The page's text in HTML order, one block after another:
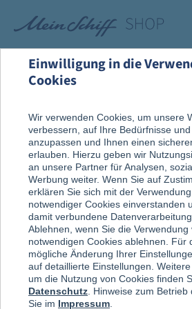
Rund um die Kreuzfahrt
An
Geschirr & Besteck
Einwilligung in die
Cookies
Wir verwenden Cookies, um unsere
verbessern, auf Ihre Bedürfnisse
anzupassen und Ihnen einen
erlauben. Hierzu geben wir
an unsere Partner für Analysen,
Werbung weiter. Wenn Sie auf
erklären Sie sich mit der
notwendiger Cookies einverstanden
damit verbundene
Ablehnen, wenn Sie die
notwendigen Cookies ablehnen. Für
mögliche Änderung Ihrer
auf detaillierte Einstellungen.
um die Nutzung von Cookies finden
Datenschutz . Hinweise zum
Sie im Impressum